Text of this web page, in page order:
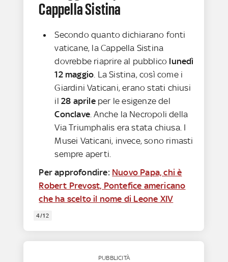
Cappella Sistina
Secondo quanto dichiarano fonti
vaticane, la Cappella Sistina
dovrebbe riaprire al pubblico lunedì
12 maggio . La Sistina, così come i
Giardini Vaticani, erano stati chiusi
il 28 aprile per le esigenze del
Conclave . Anche la Necropoli della
Via Triumphalis era stata chiusa. I
Musei Vaticani, invece, sono rimasti
sempre aperti.
Per approfondire: Nuovo Papa, chi è
Robert Prevost, Pontefice americano
che ha scelto il nome di Leone XIV
4/12
PUBBLICITÀ